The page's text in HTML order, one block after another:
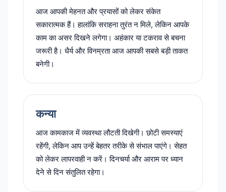
आज आपकी मेहनत और प्रयासों को लेकर संकेत
सकारात्मक हैं। हालांकि सराहना तुरंत न मिले, लेकिन आपके
काम का असर दिखने लगेगा। अहंकार या टकराव से बचना
जरूरी है। धैर्य और विनम्रता आज आपकी सबसे बड़ी ताकत
बनेगी।
कन्या
आज कामकाज में व्यवस्था लौटती दिखेगी। छोटी समस्याएं
रहेंगी, लेकिन आप उन्हें बेहतर तरीके से संभाल पाएंगे। सेहत
को लेकर लापरवाही न करें। दिनचर्या और आराम पर ध्यान
देने से दिन संतुलित रहेगा।